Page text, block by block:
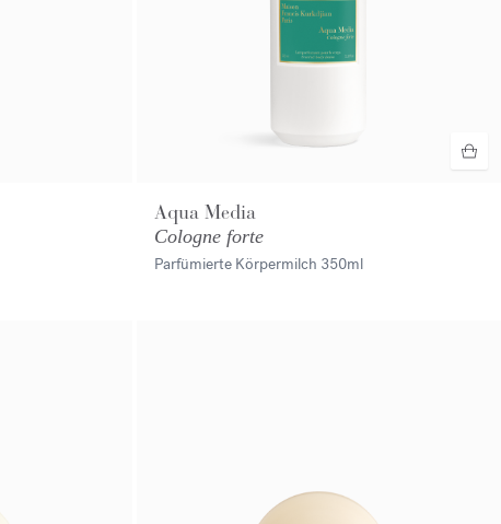
Aqua Media
Cologne forte
Parfümierte Körpermilch 350ml